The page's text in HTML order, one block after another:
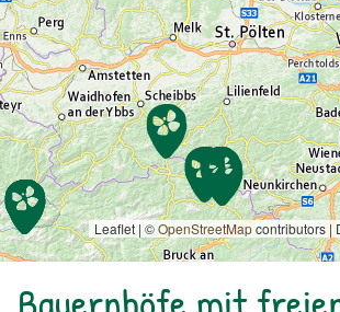
Leaflet | ©OpenStreetMapcontributors |